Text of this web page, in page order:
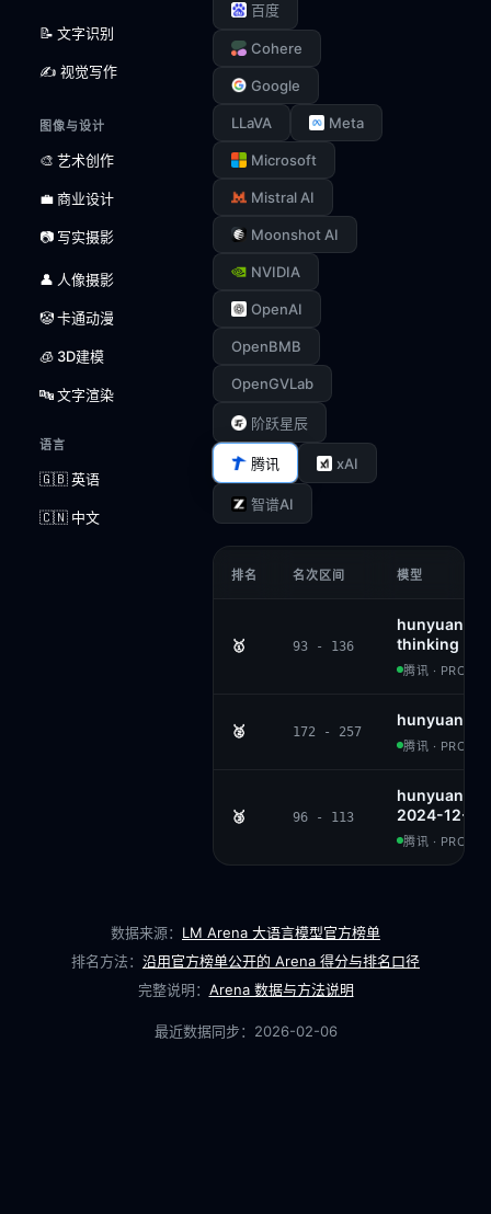
📝 文字识别
✍️ 视觉写作
图像与设计
🎨 艺术创作
💼 商业设计
📷 写实摄影
👤 人像摄影
🤡 卡通动漫
🧊 3D建模
🔤 文字渲染
语言
🇬🇧 英语
🇨🇳 中文
百度
Cohere
Google
LLaVA Meta
Microsoft
Mistral AI
Moonshot AI
NVIDIA
OpenAI
OpenBMB
OpenGVLab
阶跃星辰
腾讯 xAI
智谱AI
排名 名次区间 模型
🥇 93 - 136
hunyuan-
thinking
腾讯 ·
🥈 172 - 257
hunyuan-
腾讯 ·
🥉 96 - 113
hunyuan-
2024-12-31
腾讯 ·
数据来源： LM Arena 大语言模型官方榜单
排名方法： 沿用官方榜单公开的 Arena 得分与排名口径
完整说明： Arena 数据与方法说明
最近数据同步： 2026-02-06